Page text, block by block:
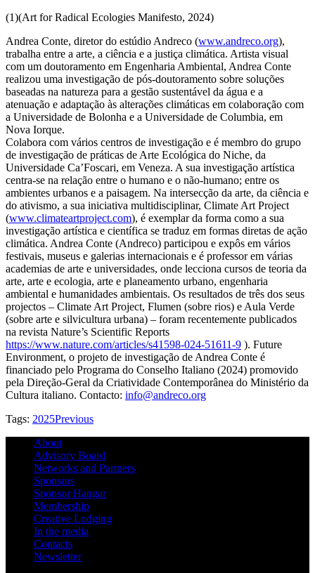
(1)(Art for Radical Ecologies Manifesto, 2024)
Andrea Conte, diretor do estúdio Andreco (www.andreco.org),
trabalha entre a arte, a ciência e a justiça climática. Artista visual
com um doutoramento em Engenharia Ambiental, Andrea Conte
realizou uma investigação de pós-doutoramento sobre soluções
baseadas na natureza para a gestão sustentável da água e a
atenuação e adaptação às alterações climáticas em colaboração com
a Universidade de Bolonha e a Universidade de Columbia, em
Nova Iorque.
Colabora com vários centros de investigação e é membro do grupo
de investigação de práticas de Arte Ecológica do Niche, da
Universidade Ca’Foscari, em Veneza. A sua investigação artística
centra-se na relação entre o humano e o não-humano; entre os
ambientes urbanos e a paisagem. Na intersecção da arte, da ciência e
do ativismo, a sua iniciativa multidisciplinar, Climate Art Project
(www.climateartproject.com), é exemplar da forma como a sua
investigação artística e científica se traduz em formas diretas de ação
climática. Andrea Conte (Andreco) participou e expôs em vários
festivais, museus e galerias internacionais e é professor em várias
academias de arte e universidades, onde lecciona cursos de teoria da
arte, arte e ecologia, arte e planeamento urbano, engenharia
ambiental e humanidades ambientais. Os resultados de três dos seus
projectos – Climate Art Project, Flumen (sobre rios) e Aula Verde
(sobre arte e silvicultura urbana) – foram recentemente publicados
na revista Nature’s Scientific Reports
https://www.nature.com/articles/s41598-024-51611-9 ). Future
Environment, o projeto de investigação de Andrea Conte é
financiado pelo Programa do Conselho Italiano (2024) promovido
pela Direção-Geral da Criatividade Contemporânea do Ministério da
Cultura italiano. Contacto: info@andreco.org
Tags: 2025Previous
About
Advisory Board
Networks and Partners
Sponsors
Sponsor Hangar
Membership
Creative Lodging
In the media
Contacts
Newsletter